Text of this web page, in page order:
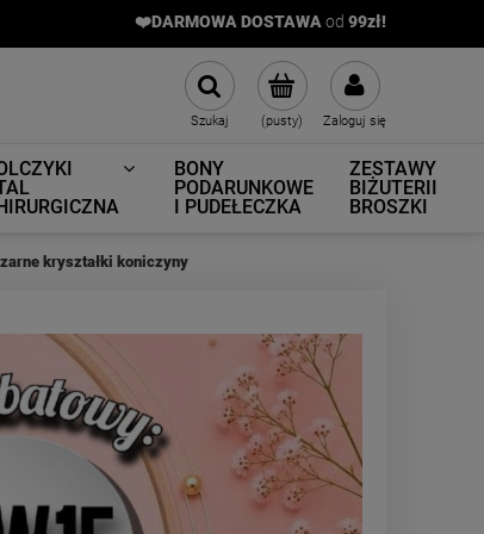
❤️DARMOWA DOSTAWA od 99zł!
(pusty) Zaloguj się
Szukaj
BONY
PODARUNKOWE
I PUDEŁECZKA
ZESTAWY
BIŻUTERII
BROSZKI
kryształki koniczyny